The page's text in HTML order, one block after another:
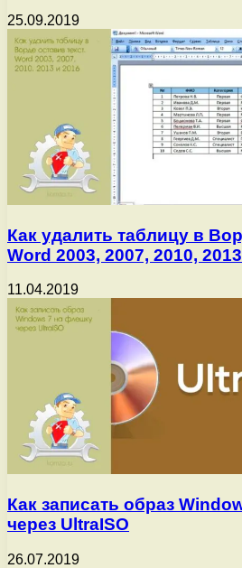
25.09.2019
Как удалить таблицу в
Word 2003, 2007, 2010,
11.04.2019
Как записать образ
через UltraISO
26.07.2019